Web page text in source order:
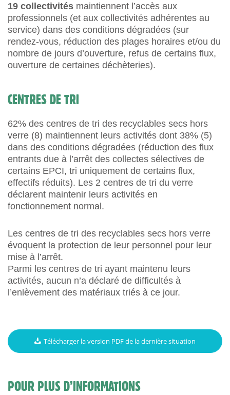
19 collectivités maintiennent l’accès aux
professionnels (et aux collectivités adhérentes au
service) dans des conditions dégradées (sur
rendez-vous, réduction des plages horaires et/ou du
nombre de jours d’ouverture, refus de certains flux,
ouverture de certaines déchèteries).
CENTRES DE TRI
62% des centres de tri des recyclables secs hors
verre (8) maintiennent leurs activités dont 38% (5)
dans des conditions dégradées (réduction des flux
entrants due à l’arrêt des collectes sélectives de
certains EPCI, tri uniquement de certains flux,
effectifs réduits). Les 2 centres de tri du verre
déclarent maintenir leurs activités en
fonctionnement normal.
Les centres de tri des recyclables secs hors verre
évoquent la protection de leur personnel pour leur
mise à l’arrêt.
Parmi les centres de tri ayant maintenu leurs
activités, aucun n’a déclaré de difficultés à
l’enlèvement des matériaux triés à ce jour.
Télécharger la version PDF de la dernière situation
POUR PLUS D’INFORMATIONS